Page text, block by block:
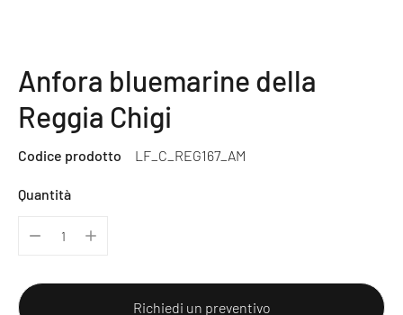
Anfora bluemarine della
Reggia Chigi
Codice prodotto LF_C_REG167_AM
Quantità
Richiedi un preventivo